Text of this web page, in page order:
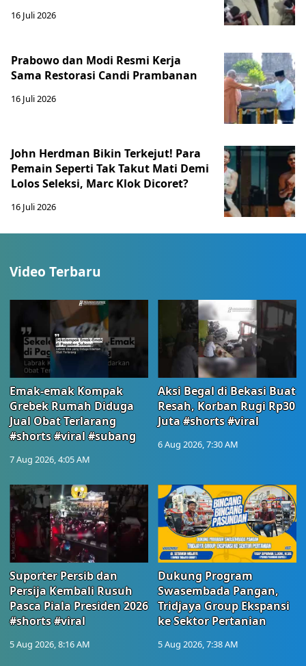
16 Juli 2026
Prabowo dan Modi Resmi Kerja
Sama Restorasi Candi Prambanan
16 Juli 2026
John Herdman Bikin Terkejut! Para
Pemain Seperti Tak Takut Mati Demi
Lolos Seleksi, Marc Klok Dicoret?
16 Juli 2026
Video Terbaru
Emak-emak Kompak
Grebek Rumah Diduga
Jual Obat Terlarang
#shorts #viral #subang
7 Aug 2026, 4:05 AM
Aksi Begal di Bekasi Buat
Resah, Korban Rugi Rp30
Juta #shorts #viral
6 Aug 2026, 7:30 AM
Suporter Persib dan
Persija Kembali Rusuh
Pasca Piala Presiden 2026
#shorts #viral
5 Aug 2026, 8:16 AM
Dukung Program
Swasembada Pangan,
Tridjaya Group Ekspansi
ke Sektor Pertanian
5 Aug 2026, 7:38 AM